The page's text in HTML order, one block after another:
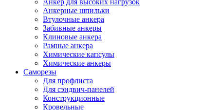
Анкер для высоких нагрузок
Анкерные шпильки
Втулочные анкера
Забивные анкеры
Клиновые анкера
Рамные анкера
Химические капсулы
Химические анкеры
Саморезы
Для профлиста
Для сэндвич-панелей
Конструкционные
Кровельные